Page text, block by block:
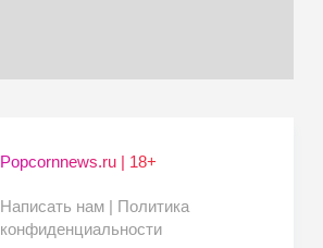
Popcornnews.ru | 18+
Написать нам | Политика
конфиденциальности